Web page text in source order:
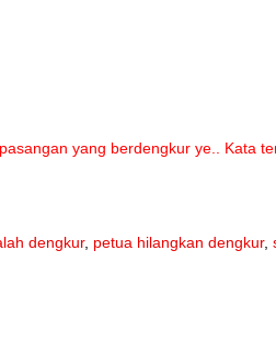
yang berdengkur ye.. Kata
dengkur, petua hilangkan dengkur,